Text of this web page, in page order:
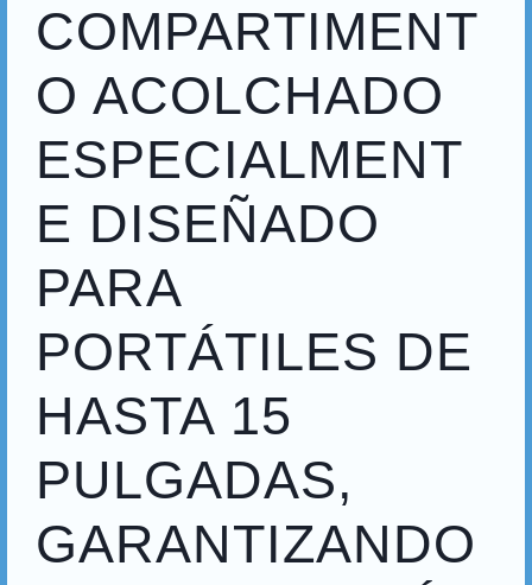
COMPARTIMENT
O ACOLCHADO
ESPECIALMENT
E DISEÑADO
PARA
PORTÁTILES DE
HASTA 15
PULGADAS,
GARANTIZANDO